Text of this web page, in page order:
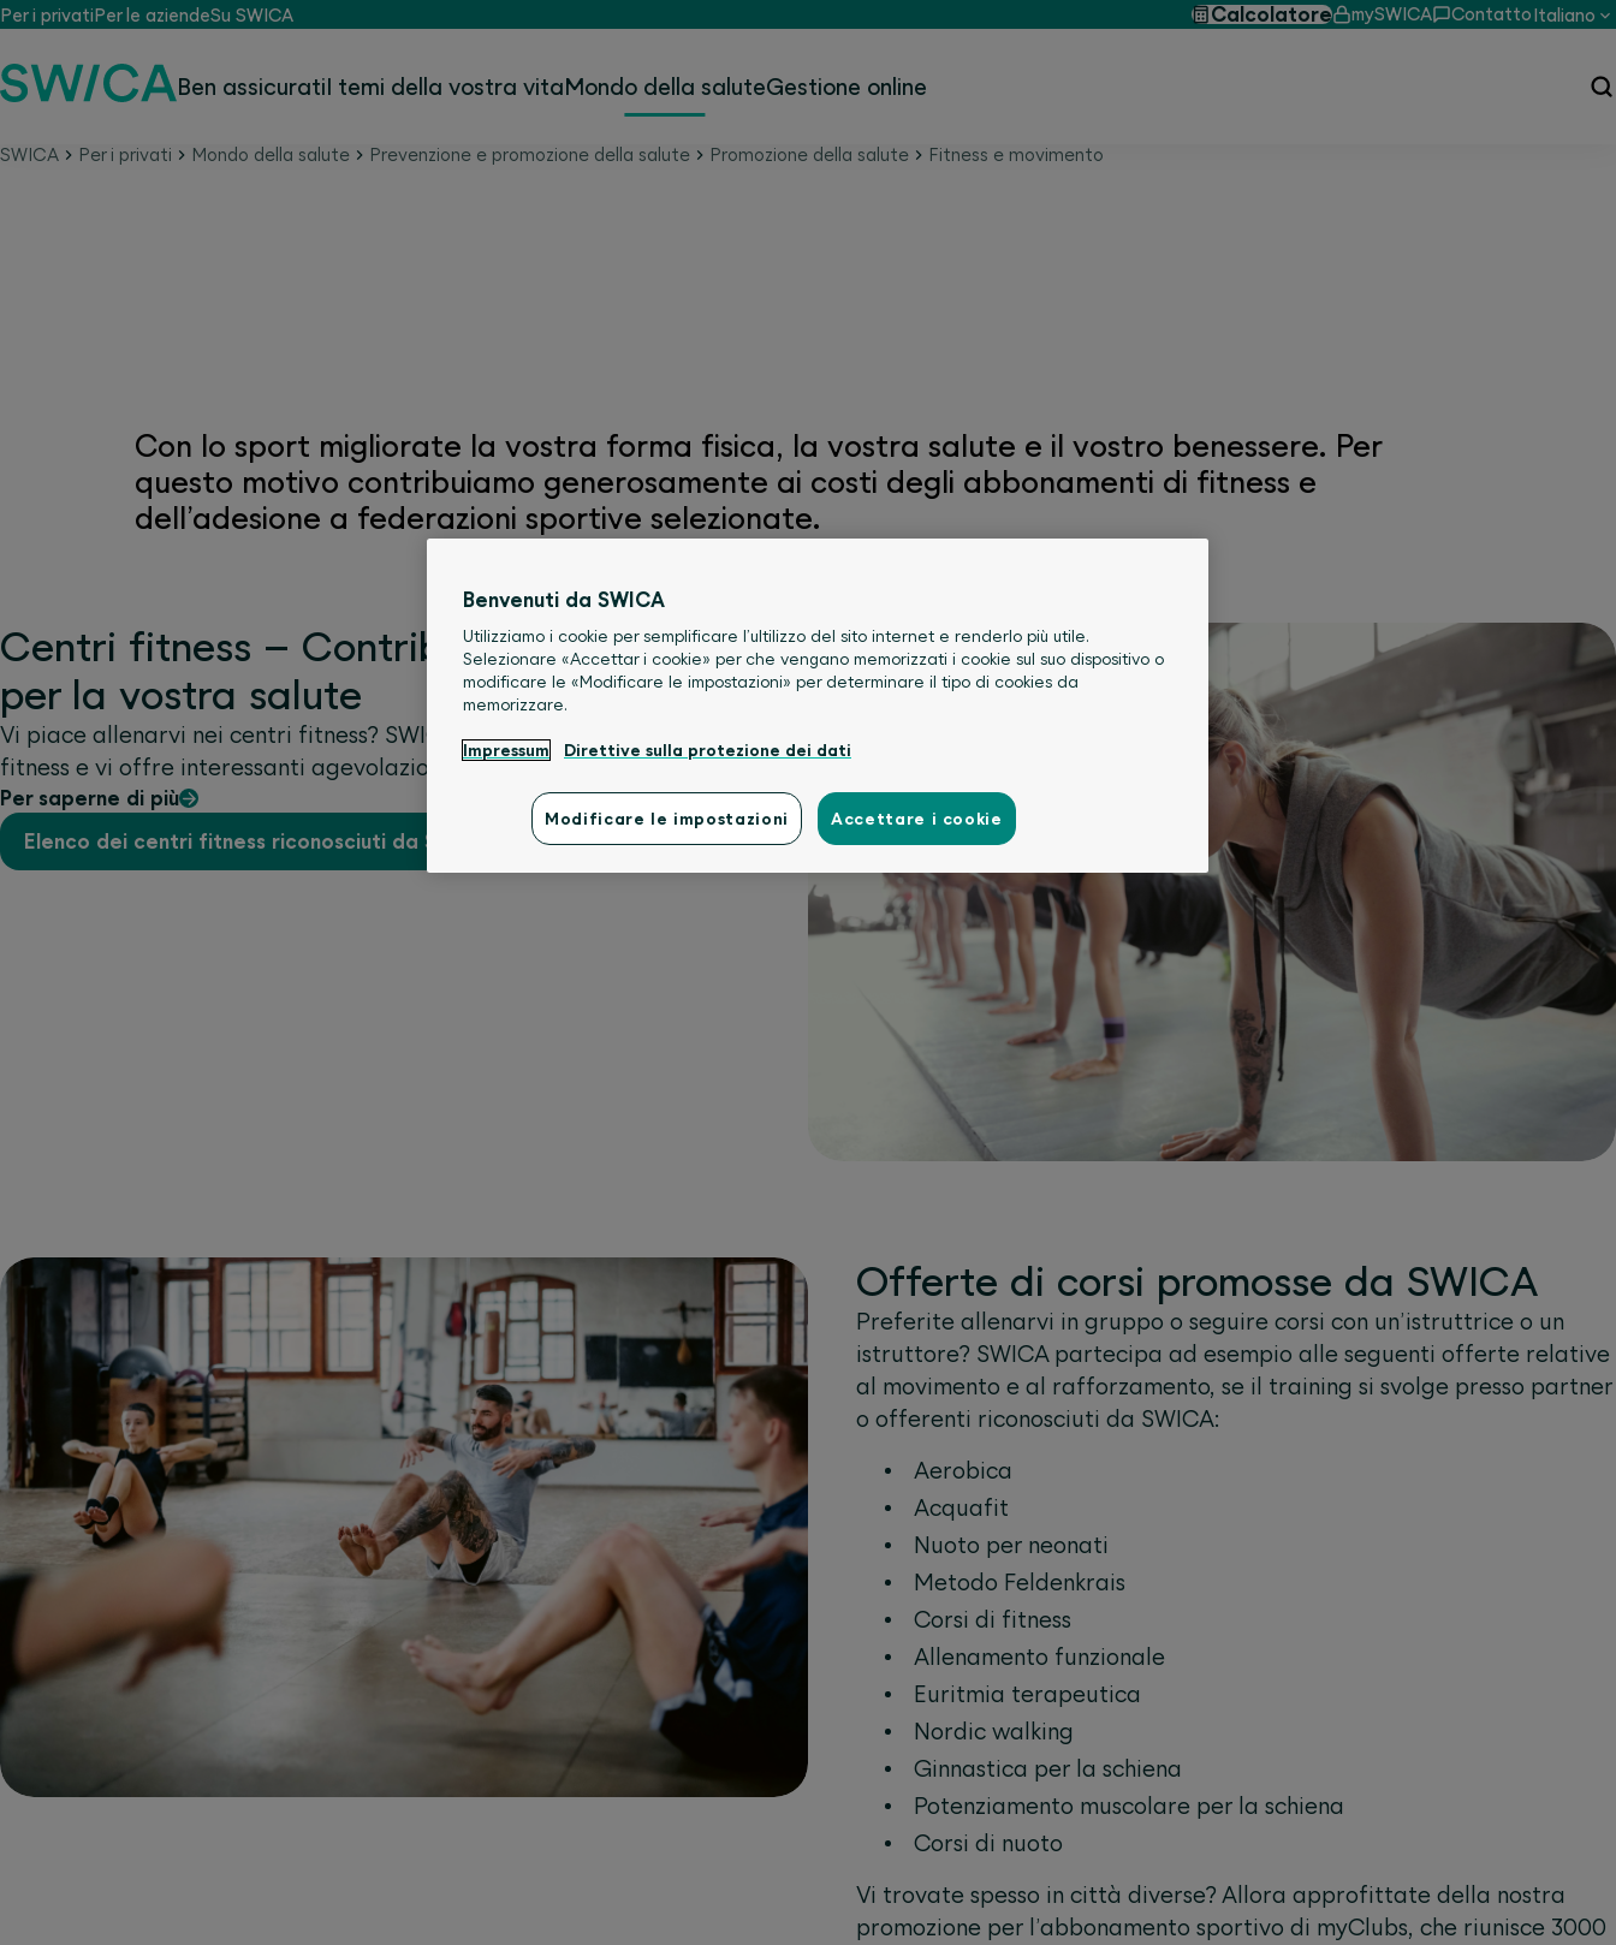
Per i privatiPer le aziendeSu SWICA Calcolatore mySWICA ContattoItaliano
Ben assicuratiI temi della vostra vitaMondo della saluteGestione online
SWICA Per i privati Mondo della salute Prevenzione e promozione della salute Promozione della salute Fitness e movimento
Con lo sport migliorate la vostra forma fisica, la vostra salute e il vostro benessere. Per
questo motivo contribuiamo generosamente ai costi degli abbonamenti di fitness e
dell’adesione a federazioni sportive selezionate.
Centri fitness – Contributi interessanti
per la vostra salute
Vi piace allenarvi nei centri fitness? SWICA riconosce numerosi centri
fitness e vi offre interessanti agevolazioni.
Per saperne di più
Elenco dei centri fitness riconosciuti da SWICA
Offerte di corsi promosse da SWICA
Preferite allenarvi in gruppo o seguire corsi con un’istruttrice o un
istruttore? SWICA partecipa ad esempio alle seguenti offerte relative
al movimento e al rafforzamento, se il training si svolge presso partner
o offerenti riconosciuti da SWICA:
Aerobica
Acquafit
Nuoto per neonati
Metodo Feldenkrais
Corsi di fitness
Allenamento funzionale
Euritmia terapeutica
Nordic walking
Ginnastica per la schiena
Potenziamento muscolare per la schiena
Corsi di nuoto
Vi trovate spesso in città diverse? Allora approfittate della nostra
promozione per l’abbonamento sportivo di myClubs, che riunisce 3000
Benvenuti da SWICA
Utilizziamo i cookie per semplificare l’ultilizzo del sito internet e renderlo più utile.
Selezionare «Accettar i cookie» per che vengano memorizzati i cookie sul suo dispositivo o
modificare le «Modificare le impostazioni» per determinare il tipo di cookies da
memorizzare.
Impressum Direttive sulla protezione dei dati
Modificare le impostazioni Accettare i cookie